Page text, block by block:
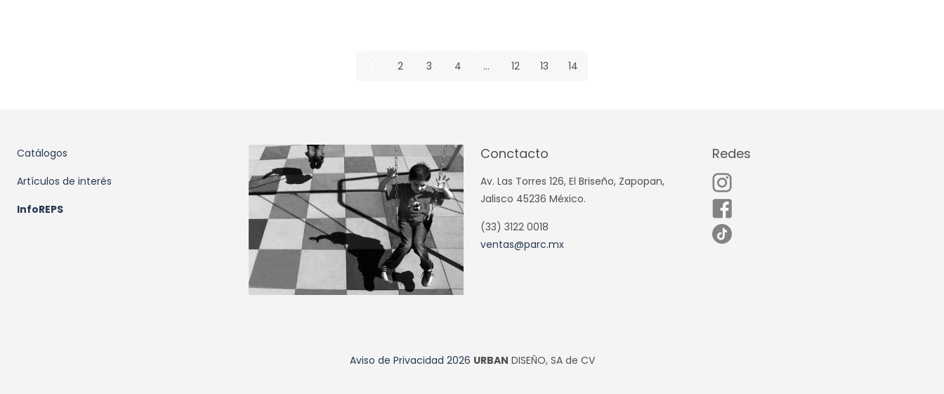
2 3 4 … 12 13 14
Catálogos
Artículos de interés
InfoREPS
Conctacto
Av. Las Torres 126, El Briseño, Zapopan,
Jalisco 45236 México.
(33) 3122 0018
ventas@parc.mx
Redes
Aviso de Privacidad 2026 URBAN DISEÑO, SA de CV